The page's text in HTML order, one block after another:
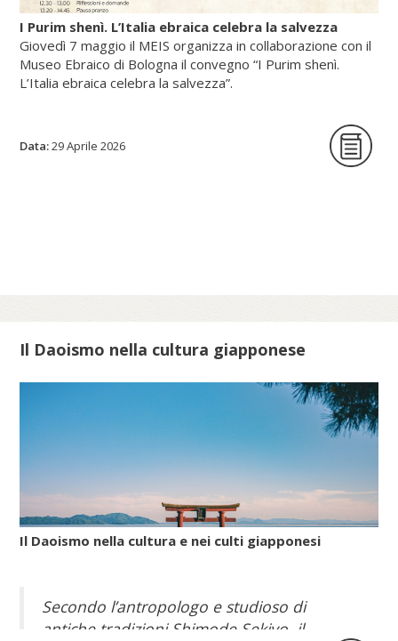
I Purim shenì. L’Italia ebraica celebra la salvezza
Giovedì 7 maggio il MEIS organizza in collaborazione con il
Museo Ebraico di Bologna il convegno “I Purim shenì.
L’Italia ebraica celebra la salvezza”.
La giornata di studi intende per la prima
volta indagare origine, circostanze storiche
Data:29 Aprile 2026
Il Daoismo nella cultura giapponese
Il Daoismo nella cultura e nei culti giapponesi
Secondo l’antropologo e studioso di
antiche tradizioni Shimode Sekiyo, il